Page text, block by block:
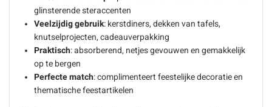
glinsterende steraccenten
Veelzijdig gebruik: kerstdiners, dekken van tafels,
knutselprojecten, cadeauverpakking
Praktisch: absorberend, netjes gevouwen en gemakkelijk
op te bergen
Perfecte match: complimenteert feestelijke decoratie en
thematische feestartikelen